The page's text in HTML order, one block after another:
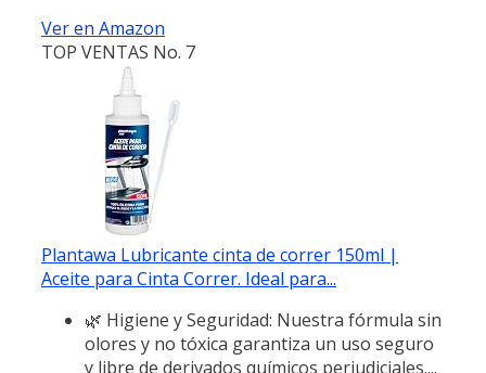
Ver en Amazon
TOP VENTAS No. 7
Plantawa Lubricante cinta de correr 150ml |
Aceite para Cinta Correr. Ideal para...
🌿 Higiene y Seguridad: Nuestra fórmula sin
olores y no tóxica garantiza un uso seguro
y libre de derivados químicos perjudiciales....